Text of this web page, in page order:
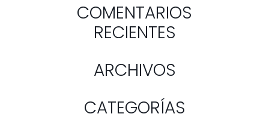
COMENTARIOS
RECIENTES
ARCHIVOS
CATEGORÍAS